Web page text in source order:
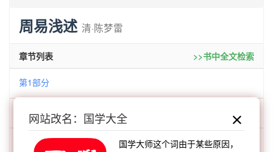
周易浅述 清·陈梦雷
章节列表 >>书中全文检索
第1部分
第2部分
第3部分
网站改名：国学大全
国学大师这个词由于某些原因，